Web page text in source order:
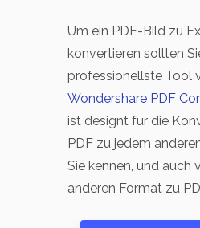
Um ein PDF-Bild zu
konvertieren sollten
professionellste Tool
Wondershare PDF
ist designt für die
PDF zu jedem
Sie kennen, und auch
anderen Format zu